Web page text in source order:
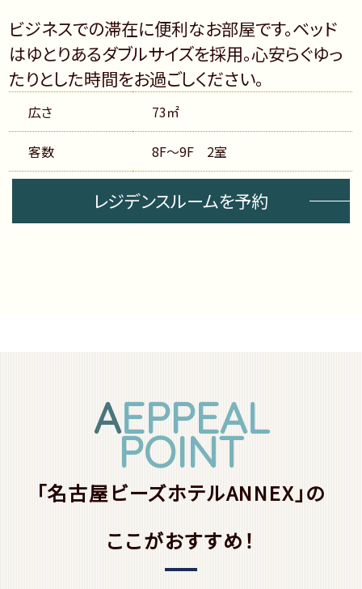
ビジネスでの滞在に便利なお部屋です。ベッド
はゆとりあるダブルサイズを採用。心安らぐゆっ
たりとした時間をお過ごしください。
広さ 73㎡
客数 8F～9F 2室
レジデンスルームを予約
AEPPEAL
POINT
「名古屋ビーズホテルANNEX」の
ここがおすすめ！